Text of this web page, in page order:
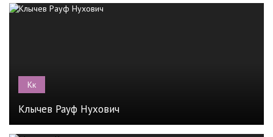
Кк
Клычев Рауф Нухович